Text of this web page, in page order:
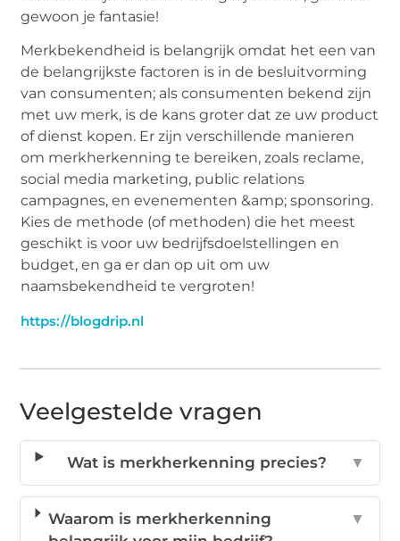
gewoon je fantasie!
Merkbekendheid is belangrijk omdat het een van
de belangrijkste factoren is in de besluitvorming
van consumenten; als consumenten bekend zijn
met uw merk, is de kans groter dat ze uw product
of dienst kopen. Er zijn verschillende manieren
om merkherkenning te bereiken, zoals reclame,
social media marketing, public relations
campagnes, en evenementen &amp; sponsoring.
Kies de methode (of methoden) die het meest
geschikt is voor uw bedrijfsdoelstellingen en
budget, en ga er dan op uit om uw
naamsbekendheid te vergroten!
https://blogdrip.nl
Veelgestelde vragen
Wat is merkherkenning precies? ▼
Waarom is merkherkenning
▼